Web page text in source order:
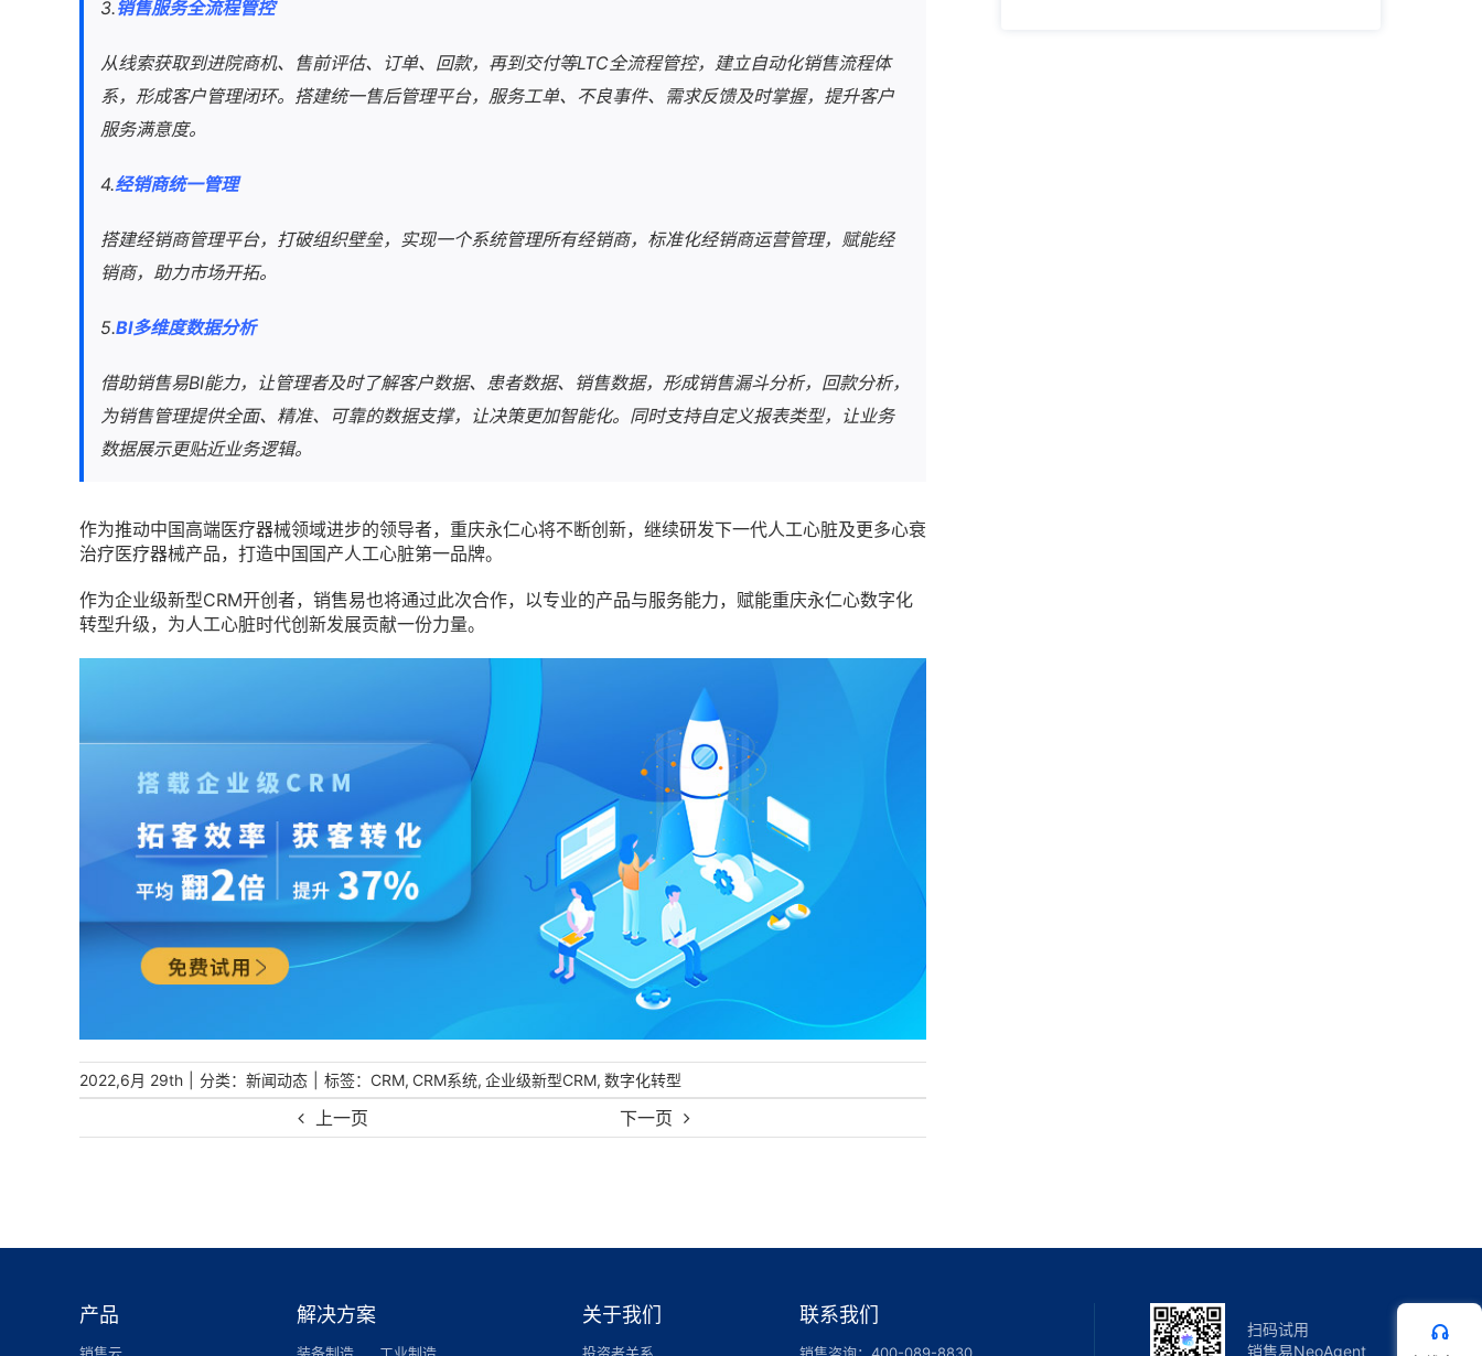
上一页 下一页
3.销售服务全流程管控
从线索获取到进院商机、售前评估、订单、回款，再到交付等LTC全流程管控，建立自动化销售流程体
系，形成客户管理闭环。搭建统一售后管理平台，服务工单、不良事件、需求反馈及时掌握，提升客户
服务满意度。
4.经销商统一管理
搭建经销商管理平台，打破组织壁垒，实现一个系统管理所有经销商，标准化经销商运营管理，赋能经
销商，助力市场开拓。
5.BI多维度数据分析
借助销售易BI能力，让管理者及时了解客户数据、患者数据、销售数据，形成销售漏斗分析，回款分析，
为销售管理提供全面、精准、可靠的数据支撑，让决策更加智能化。同时支持自定义报表类型，让业务
数据展示更贴近业务逻辑。
作为推动中国高端医疗器械领域进步的领导者，重庆永仁心将不断创新，继续研发下一代人工心脏及更多心衰
治疗医疗器械产品，打造中国国产人工心脏第一品牌。
作为企业级新型CRM开创者，销售易也将通过此次合作，以专业的产品与服务能力，赋能重庆永仁心数字化
转型升级，为人工心脏时代创新发展贡献一份力量。
2022,6月 29th | 分类： 新闻动态 | 标签： CRM, CRM系统, 企业级新型CRM, 数字化转型
产品
销售云
解决方案
装备制造 工业制造
关于我们
投资者关系
联系我们
销售咨询：400-089-8830
扫码试用
销售易NeoAgent